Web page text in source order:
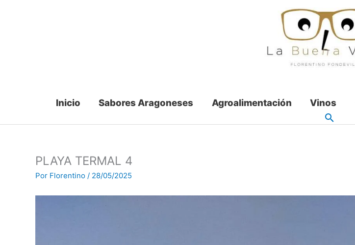
Inicio Sabores Aragoneses Agroalimentación Vinos
PLAYA TERMAL 4
Por Florentino / 28/05/2025